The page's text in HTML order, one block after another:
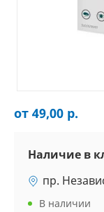
от 49,00 р.
Наличие в
пр.
В наличии